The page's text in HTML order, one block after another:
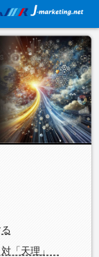
対「天理」